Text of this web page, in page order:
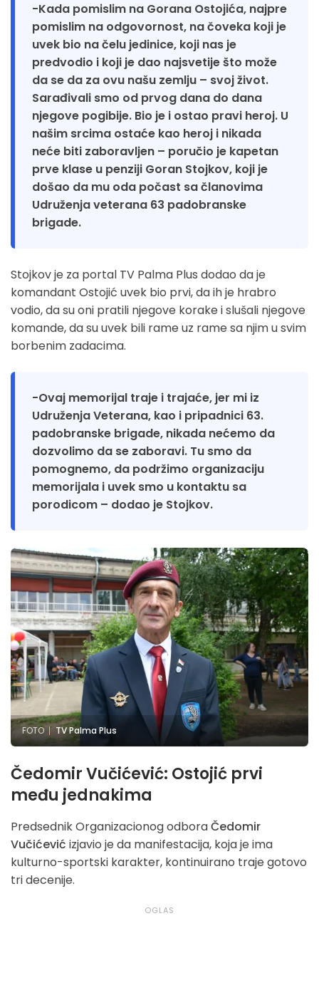
-Kada pomislim na Gorana Ostojića, najpre
pomislim na odgovornost, na čoveka koji je
uvek bio na čelu jedinice, koji nas je
predvodio i koji je dao najsvetije što može
da se da za ovu našu zemlju – svoj život.
Sarađivali smo od prvog dana do dana
njegove pogibije. Bio je i ostao pravi heroj. U
našim srcima ostaće kao heroj i nikada
neće biti zaboravljen – poručio je kapetan
prve klase u penziji Goran Stojkov, koji je
došao da mu oda počast sa članovima
Udruženja veterana 63 padobranske
brigade.
Stojkov je za portal TV Palma Plus dodao da je
komandant Ostojić uvek bio prvi, da ih je hrabro
vodio, da su oni pratili njegove korake i slušali njegove
komande, da su uvek bili rame uz rame sa njim u svim
borbenim zadacima.
-Ovaj memorijal traje i trajaće, jer mi iz
Udruženja Veterana, kao i pripadnici 63.
padobranske brigade, nikada nećemo da
dozvolimo da se zaboravi. Tu smo da
pomognemo, da podržimo organizaciju
memorijala i uvek smo u kontaktu sa
porodicom – dodao je Stojkov.
FOTO TV Palma Plus
Čedomir Vučićević: Ostojić prvi
među jednakima
Predsednik Organizacionog odboraČedomir
Vučićević izjavio je da manifestacija, koja je ima
kulturno-sportski karakter, kontinuirano traje gotovo
tri decenije.